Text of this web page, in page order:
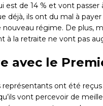
est de 14 % et vont
déjà, ils ont du mal à
régime. De plus,
à la retraite ne vont pas
avec le
représentants ont été
vont percevoir de